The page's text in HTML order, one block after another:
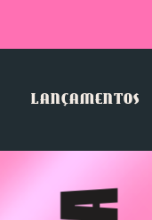
LANÇAMENTOS